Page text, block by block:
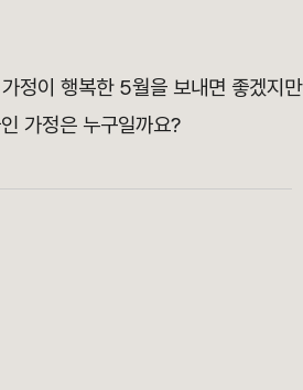
정이 행복한 5월을 보내면 좋겠지만
가정은 누구일까요?